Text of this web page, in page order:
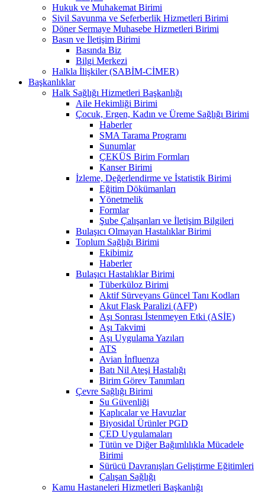
Hukuk ve Muhakemat Birimi
Sivil Savunma ve Seferberlik Hizmetleri Birimi
Döner Sermaye Muhasebe Hizmetleri Birimi
Basın ve İletişim Birimi
Basında Biz
Bilgi Merkezi
Halkla İlişkiler (SABİM-CİMER)
Başkanlıklar
Halk Sağlığı Hizmetleri Başkanlığı
Aile Hekimliği Birimi
Çocuk, Ergen, Kadın ve Üreme Sağlığı Birimi
Haberler
SMA Tarama Programı
Sunumlar
ÇEKÜS Birim Formları
Kanser Birimi
İzleme, Değerlendirme ve İstatistik Birimi
Eğitim Dökümanları
Yönetmelik
Formlar
Şube Çalışanları ve İletişim Bilgileri
Bulaşıcı Olmayan Hastalıklar Birimi
Toplum Sağlığı Birimi
Ekibimiz
Haberler
Bulaşıcı Hastalıklar Birimi
Tüberküloz Birimi
Aktif Sürveyans Güncel Tanı Kodları
Akut Flask Paralizi (AFP)
Aşı Sonrası İstenmeyen Etki (ASİE)
Aşı Takvimi
Aşı Uygulama Yazıları
ATS
Avian İnfluenza
Batı Nil Ateşi Hastalığı
Birim Görev Tanımları
Çevre Sağlığı Birimi
Su Güvenliği
Kaplıcalar ve Havuzlar
Biyosidal Ürünler PGD
ÇED Uygulamaları
Tütün ve Diğer Bağımlılıkla Mücadele
Birimi
Sürücü Davranışları Geliştirme Eğitimleri
Çalışan Sağlığı
Kamu Hastaneleri Hizmetleri Başkanlığı